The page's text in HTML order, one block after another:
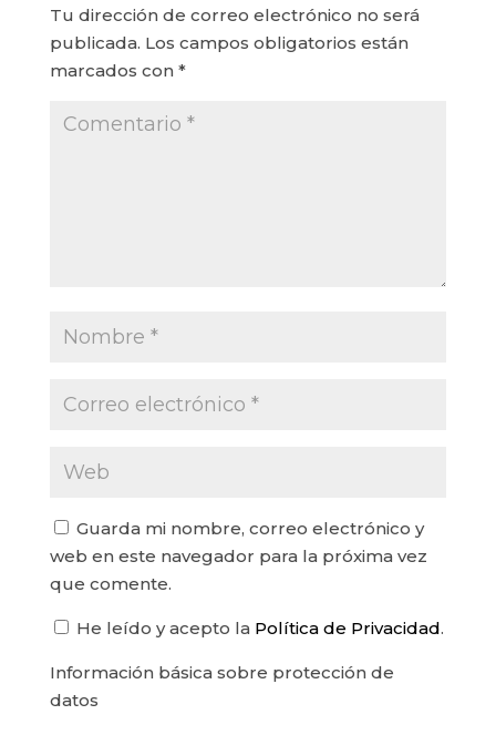
Tu dirección de correo electrónico no será
publicada. Los campos obligatorios están
marcados con *
Guarda mi nombre, correo electrónico y
web en este navegador para la próxima vez
que comente.
He leído y acepto la Política de Privacidad.
Información básica sobre protección de
datos